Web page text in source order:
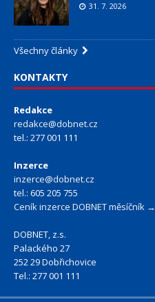
31. 7. 2026
Všechny články
KONTAKTY
Redakce
redakce@dobnet.cz
tel.: 277 001 111
Inzerce
inzerce@dobnet.cz
tel.: 605 205 755
Ceník inzerce DOBNET měsíčník →
DOBNET, z.s.
Palackého 27
252 29 Dobřichovice
Tel.: 277 001 111